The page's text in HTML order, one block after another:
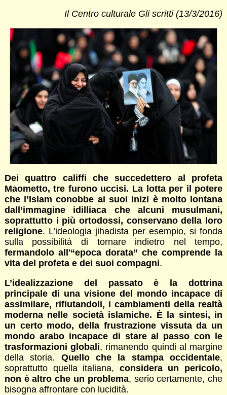
Il Centro culturale Gli scritti (13/3/2016)
Dei quattro califfi che succedettero al profeta
Maometto, tre furono uccisi. La lotta per il potere
che l’Islam conobbe ai suoi inizi è molto lontana
dall’immagine idilliaca che alcuni musulmani,
soprattutto i più ortodossi, conservano della loro
religione. L’ideologia jihadista per esempio, si fonda
sulla possibilità di tornare indietro nel tempo,
fermandolo all'“epoca dorata” che comprende la
vita del profeta e dei suoi compagni.
L’idealizzazione del passato è la dottrina
principale di una visione del mondo incapace di
assimilare, rifiutandoli, i cambiamenti della realtà
moderna nelle società islamiche. È la sintesi, in
un certo modo, della frustrazione vissuta da un
mondo arabo incapace di stare al passo con le
trasformazioni globali, rimanendo quindi al margine
della storia. Quello che la stampa occidentale,
soprattutto quella italiana, considera un pericolo,
non è altro che un problema, serio certamente, che
bisogna affrontare con lucidità.